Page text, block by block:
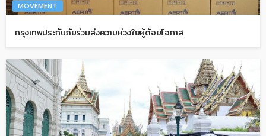
MOVEMENT
กรุงเทพประกันภัยร่วมส่งความห่วงใยผู้ด้อยโอกาส